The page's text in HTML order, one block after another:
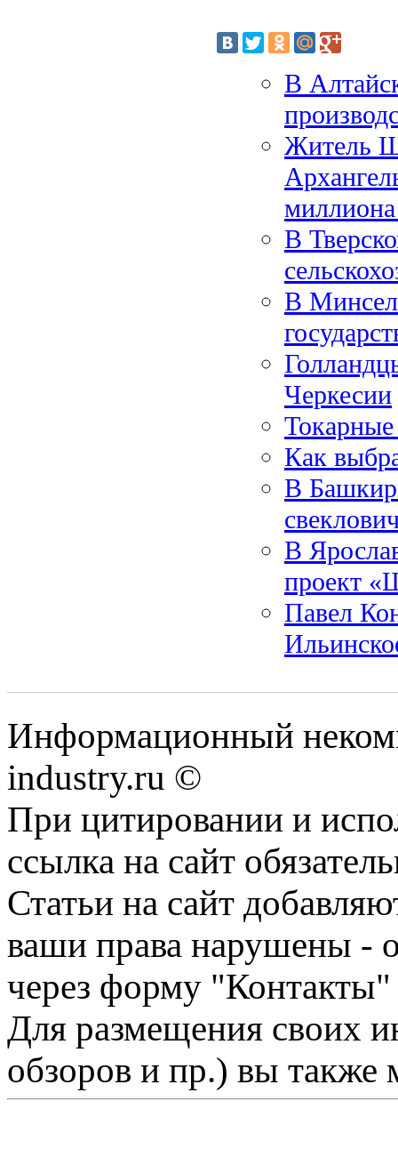
В
Житель
В
В
Черкесии
Токарные
Как
В
В
проект
Павел
Информационный
industry.ru ©
При цитировании и
ссылка на сайт
Статьи на сайт
ваши права нарушены -
через форму "Контакты"
Для размещения своих
обзоров и пр.) вы также